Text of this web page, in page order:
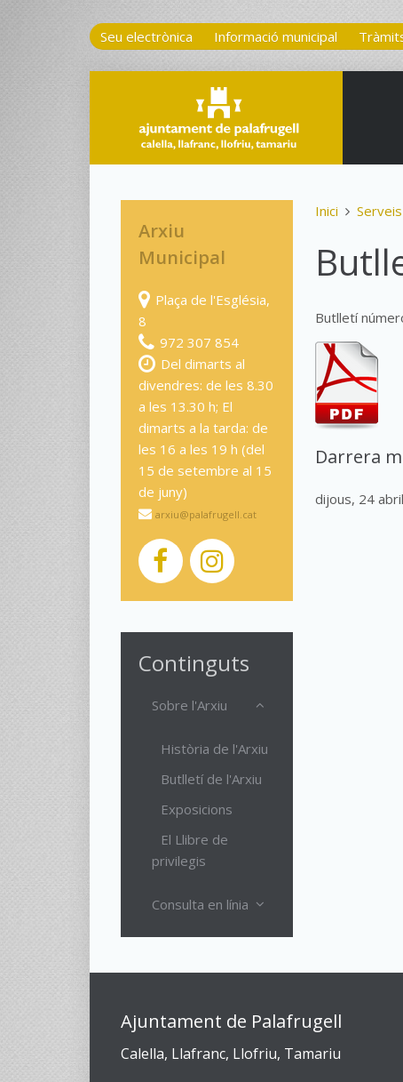
Seu electrònica Informació municipal
Inici Serveis
Butlletí
Darrera
dijous, 24
Arxiu
Municipal
Plaça de l'Església,
8
972 307 854
Del dimarts al
divendres: de les 8.30
a les 13.30 h; El
dimarts a la tarda: de
les 16 a les 19 h (del
15 de setembre al 15
de juny)
arxiu@palafrugell.cat
Continguts
Sobre l'Arxiu
Història de l'Arxiu
Butlletí de l'Arxiu
Exposicions
El Llibre de
privilegis
Consulta en línia
Ajuntament de Palafrugell
Calella, Llafranc, Llofriu, Tamariu